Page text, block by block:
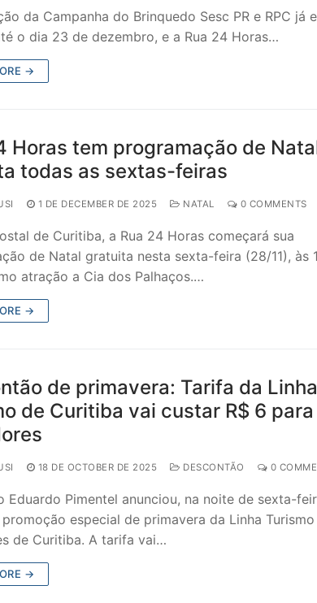
da Campanha do Brinquedo Sesc PR e RPC já
o dia 23 de dezembro, e a Rua 24 Horas…
→
Horas tem programação de
todas as sextas-feiras
1 DE DECEMBER DE 2025 NATAL 0 COMMENTS
de Curitiba, a Rua 24 Horas começará sua
de Natal gratuita nesta sexta-feira (28/11), às
atração a Cia dos Palhaços.…
→
de primavera: Tarifa da Linha
de Curitiba vai custar R$ 6 para
18 DE OCTOBER DE 2025 DESCONTÃO 0
Eduardo Pimentel anunciou, na noite de sexta-
promoção especial de primavera da Linha
de Curitiba. A tarifa vai…
→